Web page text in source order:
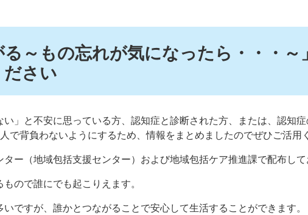
る～もの忘れが気になったら・・・～
ださい
い」と不安に思っている方、認知症と診断された方、または、認知
で背負わないようにするため、情報をまとめましたのでぜひご活用
ー（地域包括支援センター）および地域包括ケア推進課で配布して
ので誰にでも起こりえます。
ですが、誰かとつながることで安心して生活することができます。